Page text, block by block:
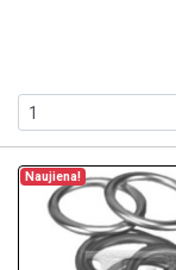
Naujiena!